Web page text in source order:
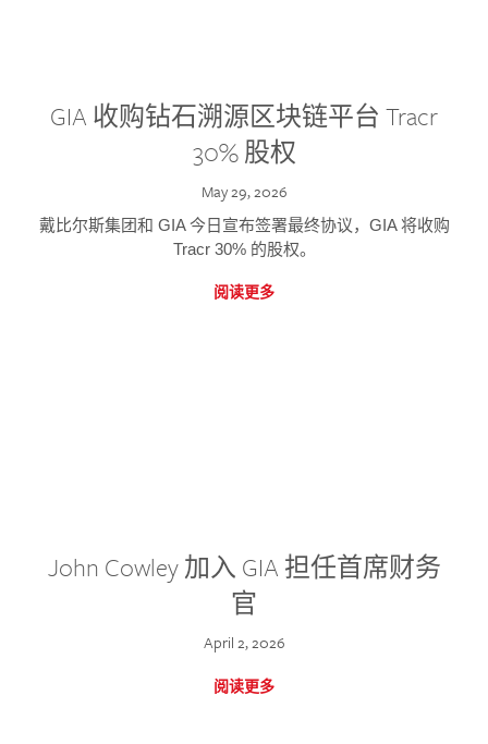
GIA 收购钻石溯源区块链平台 Tracr
30% 股权
May 29, 2026
戴比尔斯集团和 GIA 今日宣布签署最终协议，GIA 将收购
Tracr 30% 的股权。
阅读更多
John Cowley 加入 GIA 担任首席财务
官
April 2, 2026
阅读更多